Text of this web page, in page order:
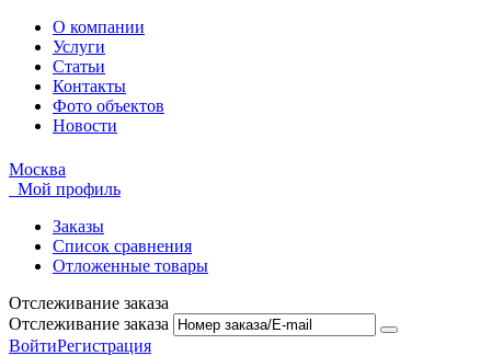
О компании
Услуги
Статьи
Контакты
Фото объектов
Новости
Москва
Мой профиль
Заказы
Список сравнения
Отложенные товары
Отслеживание заказа
Отслеживание заказа
ВойтиРегистрация